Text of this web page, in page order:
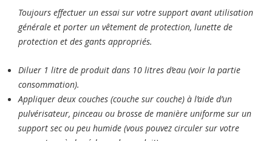
Toujours effectuer un essai sur votre support avant utilisation
générale et porter un vêtement de protection, lunette de
protection et des gants appropriés.
Diluer 1 litre de produit dans 10 litres d’eau (voir la partie
consommation).
Appliquer deux couches (couche sur couche) à l’aide d’un
pulvérisateur, pinceau ou brosse de manière uniforme sur un
support sec ou peu humide (vous pouvez circuler sur votre